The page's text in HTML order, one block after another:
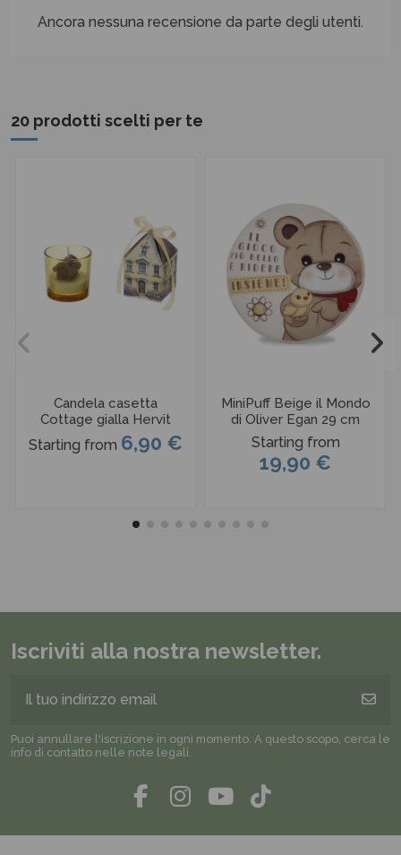
Ancora nessuna recensione da parte degli utenti.
20 prodotti scelti per te
Candela casetta
Cottage gialla Hervit
Starting from 6,90 €
MiniPuff Beige il Mondo
di Oliver Egan 29 cm
Starting from
19,90 €
Iscriviti alla nostra newsletter.
Puoi annullare l'iscrizione in ogni momento. A questo scopo, cerca le
info di contatto nelle note legali.